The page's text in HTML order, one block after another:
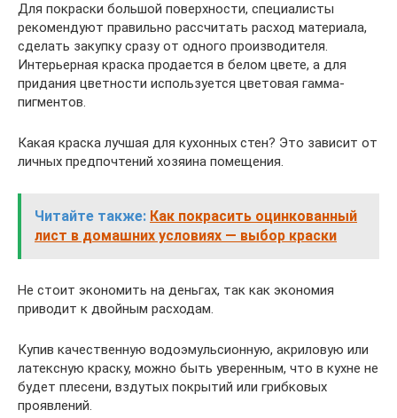
Для покраски большой поверхности, специалисты
рекомендуют правильно рассчитать расход материала,
сделать закупку сразу от одного производителя.
Интерьерная краска продается в белом цвете, а для
придания цветности используется цветовая гамма-
пигментов.
Какая краска лучшая для кухонных стен? Это зависит от
личных предпочтений хозяина помещения.
Читайте также: Как покрасить оцинкованный
лист в домашних условиях — выбор краски
Не стоит экономить на деньгах, так как экономия
приводит к двойным расходам.
Купив качественную водоэмульсионную, акриловую или
латексную краску, можно быть уверенным, что в кухне не
будет плесени, вздутых покрытий или грибковых
проявлений.